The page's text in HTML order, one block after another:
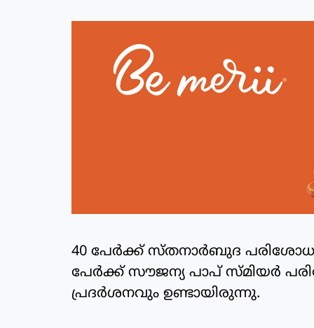
40 പേർക്ക് സ്തനാർബുദ
പേർക്ക് സൗജന്യ പാപ് സ്മിയർ
പ്രദർശനവും ഉണ്ടായിരുന്നു.